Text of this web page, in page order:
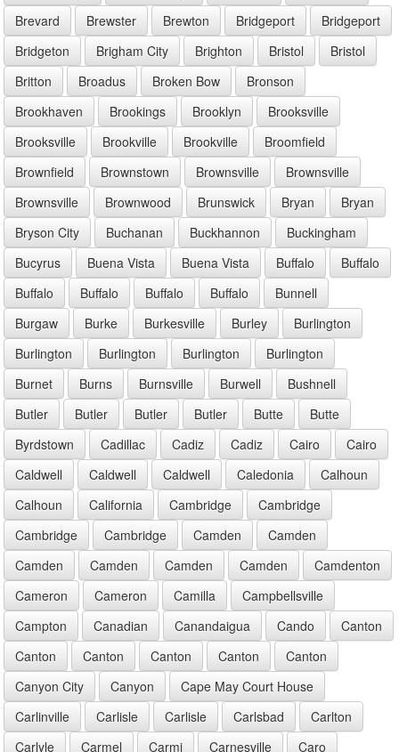
Brevard
Brewster Brewton Bridgeport
Bridgeport
Bridgeton
Brigham City Brighton Bristol
Bristol
Britton
Broadus Broken Bow
Bronson
Brookhaven
Brookings Brooklyn
Brooksville
Brooksville
Brookville Brookville
Broomfield
Brownfield
Brownstown Brownsville
Brownsville
Brownsville
Brownwood Brunswick Bryan
Bryan
Bryson City
Buchanan Buckhannon
Buckingham
Bucyrus
Buena Vista Buena Vista Buffalo
Buffalo
Buffalo
Buffalo Buffalo Buffalo
Bunnell
Burgaw
Burke Burkesville Burley
Burlington
Burlington
Burlington Burlington
Burlington
Burnet
Burns Burnsville Burwell
Bushnell
Butler
Butler Butler Butler Butte
Butte
Byrdstown
Cadillac Cadiz Cadiz Cairo
Cairo
Caldwell
Caldwell Caldwell Caledonia
Calhoun
Calhoun
California Cambridge
Cambridge
Cambridge
Cambridge Camden
Camden
Camden
Camden Camden Camden
Camdenton
Cameron
Cameron Camilla
Campbellsville
Campton
Canadian Canandaigua Cando
Canton
Canton
Canton Canton Canton
Canton
Canyon City
Canyon
Cape May Court House
Carlinville
Carlisle Carlisle Carlsbad
Carlton
Carlyle
Carmel Carmi Carnesville Caro